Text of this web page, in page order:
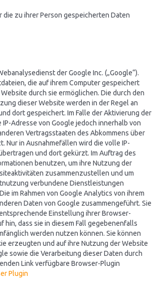
zu ihrer Person gespeicherten Daten
der Google Inc. („Google“).
die auf ihrem Computer gespeichert
durch sie ermöglichen. Die durch den
dieser Website werden in der Regel an
dort gespeichert. Im Falle der Aktivierung der
Adresse von Google jedoch innerhalb von
Vertragsstaaten des Abkommens über
Nur in Ausnahmefällen wird die volle IP-
und dort gekürzt. Im Auftrag des
benutzen, um ihre Nutzung der
zusammenzustellen und um
verbundene Dienstleistungen
im Rahmen von Google Analytics von ihrem
Daten von Google zusammengeführt. Sie
Einstellung ihrer Browser-
dass sie in diesem Fall gegebenenfalls
werden nutzen können. Sie können
erzeugten und auf ihre Nutzung der Website
sowie die Verarbeitung dieser Daten durch
Link verfügbare Browser-Plugin
Plugin